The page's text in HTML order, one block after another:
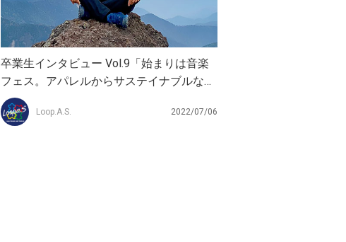
卒業生インタビュー Vol.9「始まりは音楽
フェス。アパレルからサステイナブルな社
会の実現へ」
Loop.A.S. 2022/07/06